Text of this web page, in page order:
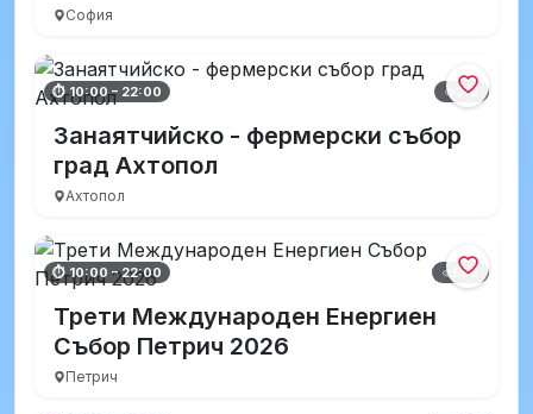
София
⏱ 10:00 – 22:00 212
Занаятчийско - фермерски събор
град Ахтопол
Ахтопол
⏱ 10:00 – 22:00 552
Трети Международен Енергиен
Събор Петрич 2026
Петрич